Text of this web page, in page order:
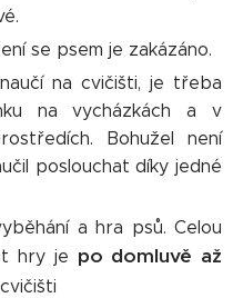
se psem je zakázáno.
na cvičišti, je třeba
na vycházkách a v
Bohužel není
poslouchat díky jedné
a hra psů. Celou
hry je po domluvě až